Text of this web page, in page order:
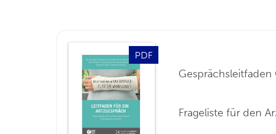
PDF
Frageliste für den